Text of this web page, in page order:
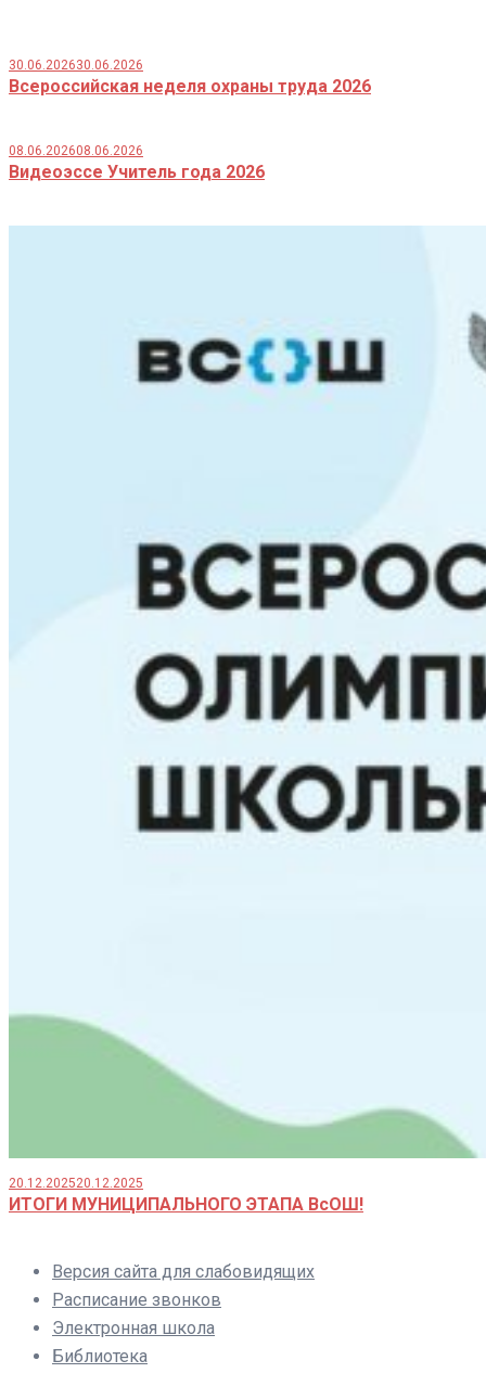
30.06.202630.06.2026
Всероссийская неделя охраны труда 2026
08.06.202608.06.2026
Видеоэссе Учитель года 2026
20.12.202520.12.2025
ИТОГИ МУНИЦИПАЛЬНОГО ЭТАПА ВсОШ!
Версия сайта для слабовидящих
Расписание звонков
Электронная школа
Библиотека